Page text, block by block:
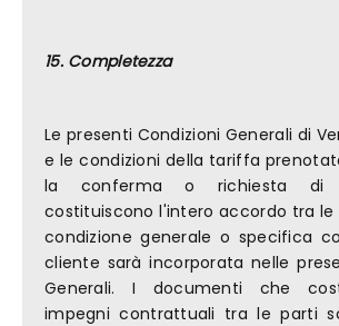
15. Completezza
Le presenti Condizioni Generali di
e le condizioni della tariffa
la conferma o richiesta di
costituiscono l'intero accordo tra le
condizione generale o specifica
cliente sarà incorporata nelle
Generali. I documenti che
impegni contrattuali tra le parti